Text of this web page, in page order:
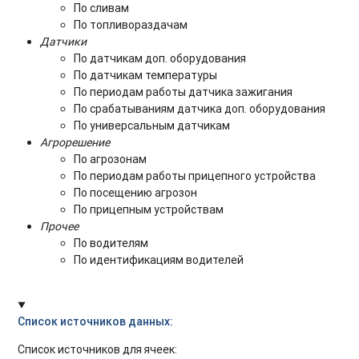
По сливам
По топливораздачам
Датчики
По датчикам доп. оборудования
По датчикам температуры
По периодам работы датчика зажигания
По срабатываниям датчика доп. оборудования
По универсальным датчикам
Агрорешение
По агрозонам
По периодам работы прицепного устройства
По посещению агрозон
По прицепным устройствам
Прочее
По водителям
По идентификациям водителей
Список источников данных:
Список источников для ячеек: